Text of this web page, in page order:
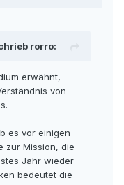
rorro:
erwähnt,
von
es vor einigen
zur Mission, die
Jahr wieder
bedeutet die